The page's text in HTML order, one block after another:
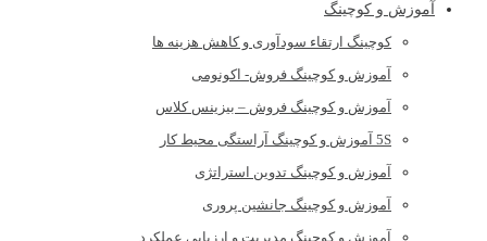
آموزش و کوچینگ
کوچینگ ارتقاء سودآوری و کاهش هزینه ها
آموزش و کوچینگ فروش- اکونومی
آموزش و کوچینگ فروش – بیزینس کلاس
5S آموزش و کوچینگ آراستگی محیط کار
آموزش و کوچینگ تدوین استراتژی
آموزش و کوچینگ جانشین پروری
آموزش و کوچینگ مدیریت و ارزیابی عملکرد